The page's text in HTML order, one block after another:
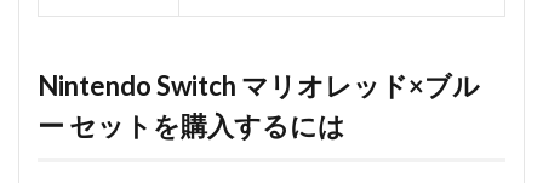
Nintendo Switch マリオレッド×ブル
ー セットを購入するには